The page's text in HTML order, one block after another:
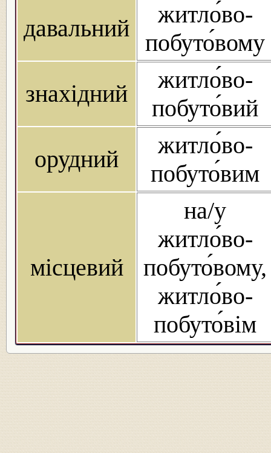
давальний
житло́во-
побуто́вому
знахідний
житло́во-
побуто́вий
орудний
житло́во-
побуто́вим
місцевий
на/у
житло́во-
побуто́вому,
житло́во-
побуто́вім